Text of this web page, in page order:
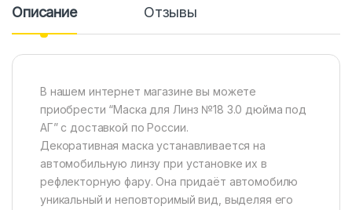
Описание Отзывы
В нашем интернет магазине вы можете
приобрести “Маска для Линз №18 3.0 дюйма под
АГ” с доставкой по России.
Декоративная маска устанавливается на
автомобильную линзу при установке их в
рефлекторную фару. Она придаёт автомобилю
уникальный и неповторимый вид, выделяя его